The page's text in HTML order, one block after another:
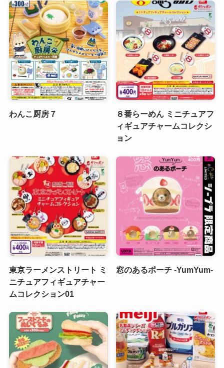
わんこ厨房７
８番らーめん ミニチュアフ
ィギュアチャームコレクシ
ョン
東京ラーメンストリート ミ
ニチュアフィギュアチャー
ムコレクション01
窓のあるポーチ -YumYum-